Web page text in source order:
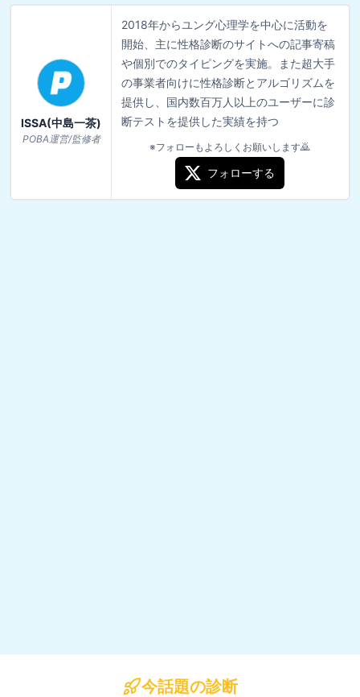
ISSA(中島一茶)
POBA運営/監修者
2018年からユング心理学を中心に活動を
開始、主に性格診断のサイトへの記事寄稿
や個別でのタイピングを実施。また超大手
の事業者向けに性格診断とアルゴリズムを
提供し、国内数百万人以上のユーザーに診
断テストを提供した実績を持つ
※フォローもよろしくお願いします🙇
フォローする
今話題の診断